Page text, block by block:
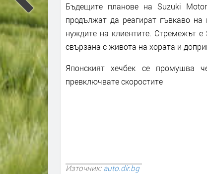
Бъдещите планове на Suzuki
продължат да реагират гъвкаво
нуждите на клиентите. Стремежът
свързана с живота на хората и
Японският хечбек се промушва
превключвате скоростите
Източник: auto.dir.bg